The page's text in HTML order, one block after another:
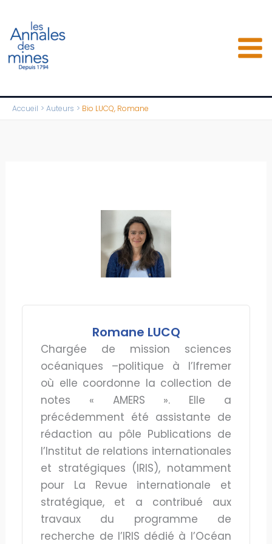
contenu
Accueil Auteurs Bio LUCQ, Romane
Romane LUCQ
Chargée de mission sciences
océaniques –politique à l’Ifremer
où elle coordonne la collection de
notes « AMERS ». Elle a
précédemment été assistante de
rédaction au pôle Publications de
l’Institut de relations internationales
et stratégiques (IRIS), notamment
pour La Revue internationale et
stratégique, et a contribué aux
travaux du programme de
recherche de l’IRIS dédié à l’Océan